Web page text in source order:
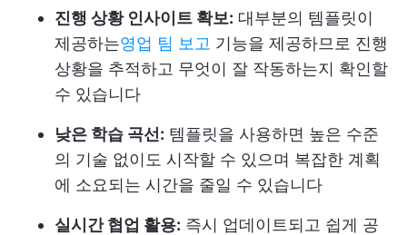
진행 상황 인사이트 확보: 대부분의 템플릿이
제공하는영업 팀 보고 기능을 제공하므로 진행
상황을 추적하고 무엇이 잘 작동하는지 확인할
수 있습니다
낮은 학습 곡선: 템플릿을 사용하면 높은 수준
의 기술 없이도 시작할 수 있으며 복잡한 계획
에 소요되는 시간을 줄일 수 있습니다
실시간 협업 활용: 즉시 업데이트되고 쉽게 공